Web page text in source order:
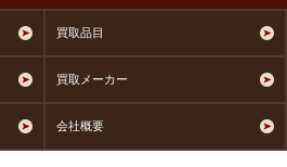
買取品目
買取メーカー
会社概要